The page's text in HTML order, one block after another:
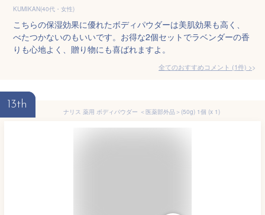
KUMIKAN(40代・女性)
こちらの保湿効果に優れたボディパウダーは美肌効果も高く、
べたつかないのもいいです。お得な2個セットでラベンダーの香
りも心地よく、贈り物にも喜ばれますよ。
全てのおすすめコメント (1件) >
13th
ナリス 薬用 ボディパウダー ＜医薬部外品＞(50g) 1個 (x 1)